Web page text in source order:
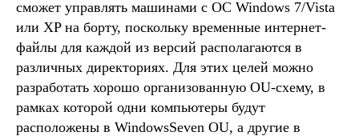
сможет управлять машинами с ОС Windows 7/Vista
или XP на борту, поскольку временные интернет-
файлы для каждой из версий располагаются в
различных директориях. Для этих целей можно
разработать хорошо организованную OU-схему, в
рамках которой одни компьютеры будут
расположены в WindowsSeven OU, а другие в